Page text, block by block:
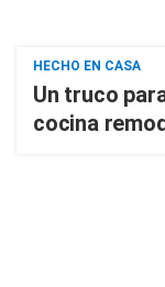
HECHO EN CASA
Un truco
cocina